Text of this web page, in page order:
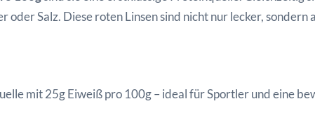
Salz. Diese roten Linsen sind nicht nur lecker, sondern
mit 25g Eiweiß pro 100g – ideal für Sportler und eine